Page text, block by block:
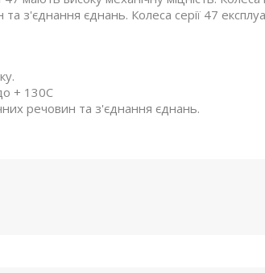
та з'єднання єднань. Колеса серії 47
+ 130С
речовин та з'єднання єднань.